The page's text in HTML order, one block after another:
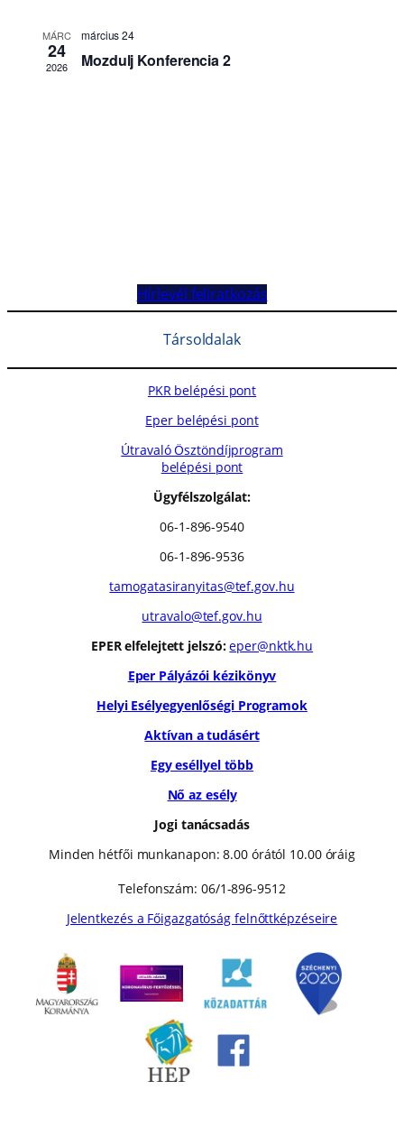
Hírlevél feliratkozás
Társoldalak
PKR belépési pont
Eper belépési pont
Útravaló Ösztöndíjprogram
belépési pont
Ügyfélszolgálat:
06-1-896-9540
06-1-896-9536
tamogatasiranyitas@tef.gov.hu
utravalo@tef.gov.hu
EPER elfelejtett jelszó: eper@nktk.hu
Eper Pályázói kézikönyv
Helyi Esélyegyenlőségi Programok
Aktívan a tudásért
Egy eséllyel több
Nő az esély
Jogi tanácsadás
Minden hétfői munkanapon: 8.00 órától 10.00 óráig
Telefonszám: 06/1-896-9512
Jelentkezés a Főigazgatóság felnőttképzéseire